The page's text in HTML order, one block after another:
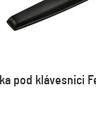
pod klávesnici